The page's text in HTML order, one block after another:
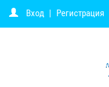
Вход | Регистрация